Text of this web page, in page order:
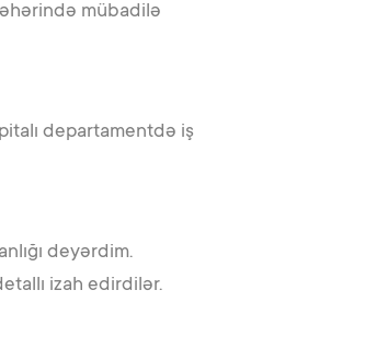
mübadilə
departamentdə iş
deyərdim.
izah edirdilər.